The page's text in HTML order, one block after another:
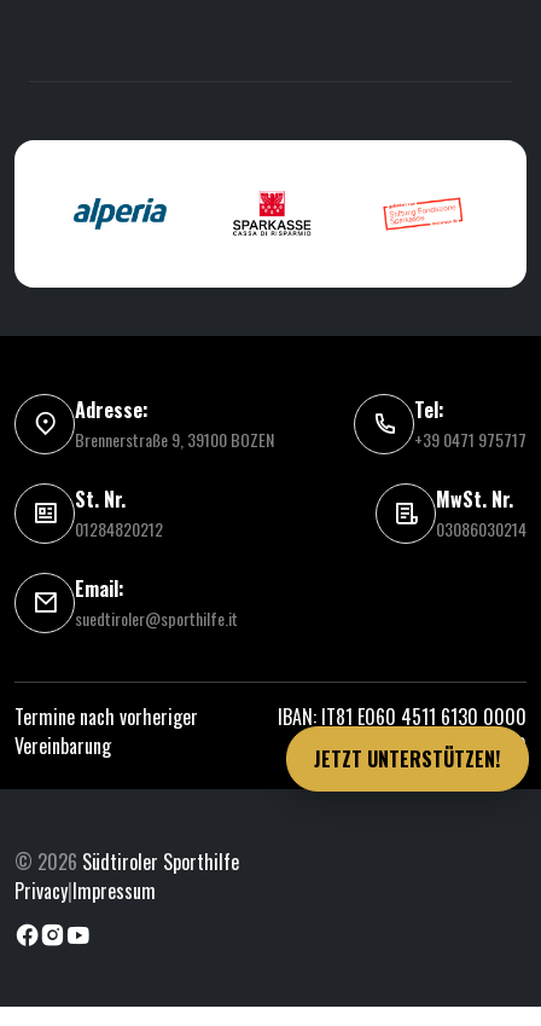
Adresse:
Brennerstraße 9, 39100 BOZEN
Tel:
+39 0471 975717
St. Nr.
01284820212
MwSt. Nr.
03086030214
Email:
suedtiroler@sporthilfe.it
Termine nach vorheriger
Vereinbarung
IBAN: IT81 E060 4511 6130 0000
0314 000
© 2026 Südtiroler Sporthilfe
Privacy|Impressum
JETZT UNTERSTÜTZEN!